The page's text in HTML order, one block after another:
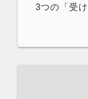
3つの「受